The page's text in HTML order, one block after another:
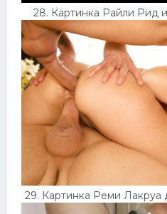
28. Картинка Райли Рид
29. Картинка Реми